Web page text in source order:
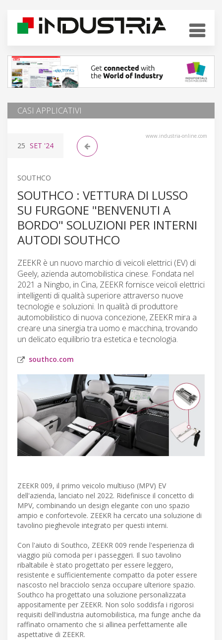
CASI APPLICATIVI
www.industria-online.com
25 SET '24
SOUTHCO
SOUTHCO : VETTURA DI LUSSO
SU FURGONE "BENVENUTI A
BORDO" SOLUZIONI PER INTERNI
AUTODI SOUTHCO
ZEEKR è un nuovo marchio di veicoli elettrici (EV) di
Geely, azienda automobilistica cinese. Fondata nel
2021 a Ningbo, in Cina, ZEEKR fornisce veicoli elettrici
intelligenti di qualità superiore attraverso nuove
tecnologie e soluzioni. In qualità di produttore
automobilistico di nuova concezione, ZEEKR mira a
creare una sinergia tra uomo e macchina, trovando
un delicato equilibrio tra estetica e tecnologia.
southco.com
ZEEKR 009, il primo veicolo multiuso (MPV) EV
dell'azienda, lanciato nel 2022. Ridefinisce il concetto di
MPV, combinando un design elegante con uno spazio
ampio e confortevole. ZEEKR ha cercato una soluzione di
tavolino pieghevole integrato per questi interni.
Con l'aiuto di Southco, ZEEKR 009 rende l'esperienza di
viaggio più comoda per i passeggeri. Il suo tavolino
ribaltabile è stato progettato per essere leggero,
resistente e sufficientemente compatto da poter essere
nascosto nel bracciolo senza occupare ulteriore spazio.
Southco ha progettato una soluzione personalizzata
appositamente per ZEEKR. Non solo soddisfa i rigorosi
requisiti dell'industria automobilistica, ma funge anche da
raffinato ornamento che si allinea perfettamente alle
aspettative di ZEEKR.